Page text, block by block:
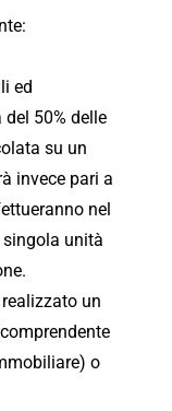
ed
50% delle
su un
invece pari a
nel
unità
un
o